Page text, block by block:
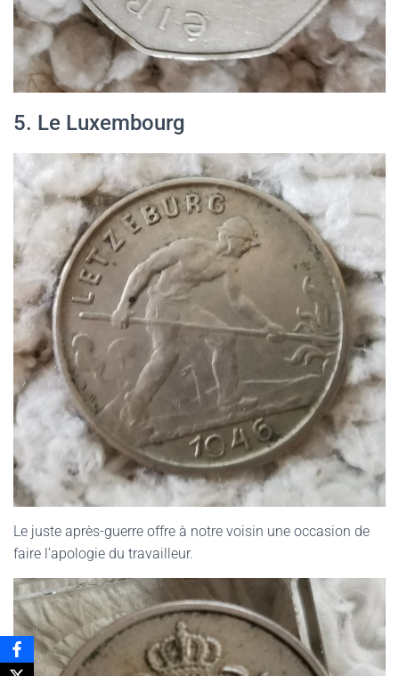
5. Le Luxembourg
Le juste après-guerre offre à notre voisin une occasion de
faire l’apologie du travailleur.